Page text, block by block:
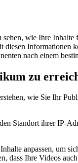
wie Ihre
nach einem
zu
wie Sie Ihr
Standort ihrer IP-
anpassen, um
dass Ihre Videos